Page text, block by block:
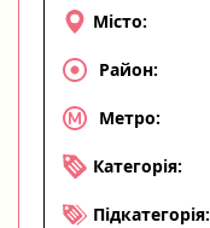
Місто:
Район:
Метро:
Категорія:
Підкатегорія: